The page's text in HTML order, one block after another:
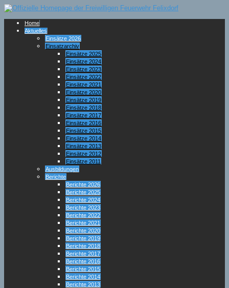
Home
Aktuelles
Einsätze 2026
Einsatzarchiv
Einsätze 2025
Einsätze 2024
Einsätze 2023
Einsätze 2022
Einsätze 2021
Einsätze 2020
Einsätze 2019
Einsätze 2018
Einsätze 2017
Einsätze 2016
Einsätze 2015
Einsätze 2014
Einsätze 2013
Einsätze 2012
Einsätze 2011
Ausbildungen
Berichte
Berichte 2026
Berichte 2025
Berichte 2024
Berichte 2023
Berichte 2022
Berichte 2021
Berichte 2020
Berichte 2019
Berichte 2018
Berichte 2017
Berichte 2016
Berichte 2015
Berichte 2014
Berichte 2013